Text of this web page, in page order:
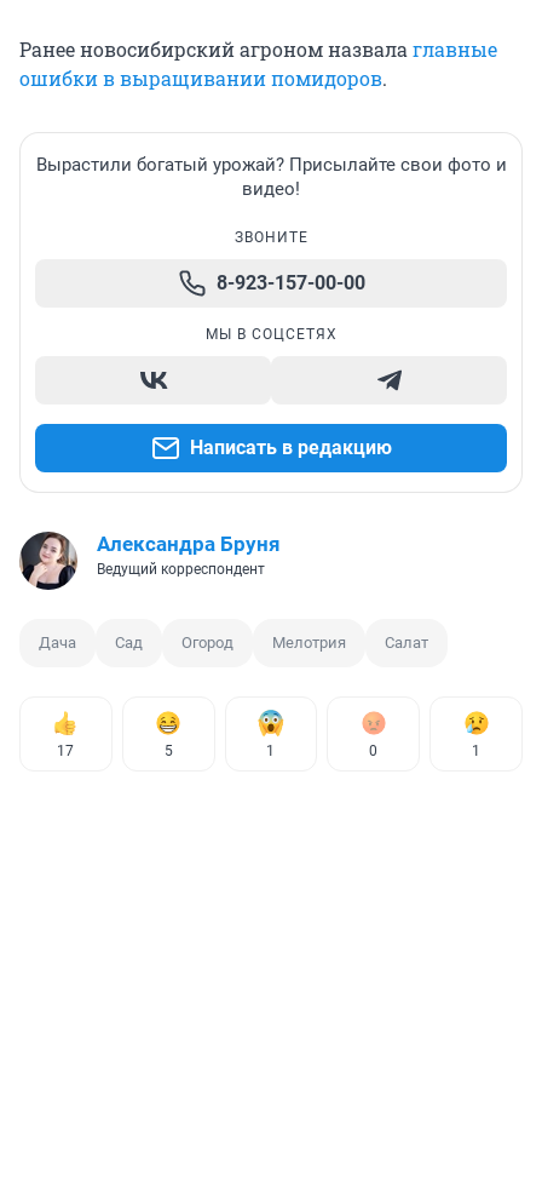
Ранее новосибирский агроном назвала главные
ошибки в выращивании помидоров.
Вырастили богатый урожай? Присылайте свои фото и
видео!
ЗВОНИТЕ
8-923-157-00-00
МЫ В СОЦСЕТЯХ
Написать в редакцию
Александра Бруня
Ведущий корреспондент
Дача Сад Огород Мелотрия Салат
17 5 1 0 1